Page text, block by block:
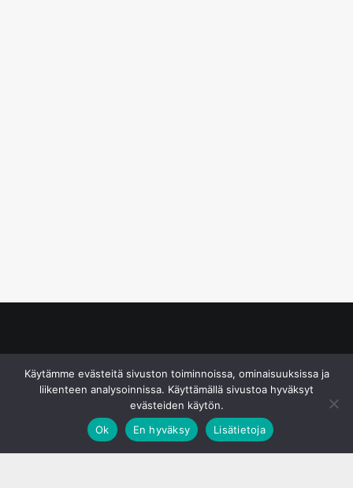
Käytämme evästeitä sivuston toiminnoissa, ominaisuuksissa ja
liikenteen analysoinnissa. Käyttämällä sivustoa hyväksyt
evästeiden käytön.
Ok
En hyväksy Lisätietoja